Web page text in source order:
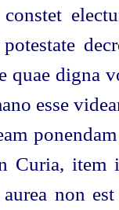
quae digna
esse
Curia,
non